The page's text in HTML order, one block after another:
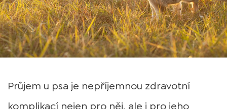
Průjem u psa je nepříjemnou zdravotní
komplikací nejen pro něj, ale i pro jeho